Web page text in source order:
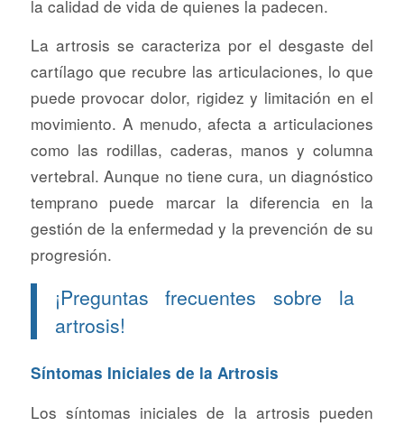
la calidad de vida de quienes la padecen.
La artrosis se caracteriza por el desgaste del
cartílago que recubre las articulaciones, lo que
puede provocar dolor, rigidez y limitación en el
movimiento. A menudo, afecta a articulaciones
como las rodillas, caderas, manos y columna
vertebral. Aunque no tiene cura, un diagnóstico
temprano puede marcar la diferencia en la
gestión de la enfermedad y la prevención de su
progresión.
¡Preguntas frecuentes sobre la
artrosis!
Síntomas Iniciales de la Artrosis
Los síntomas iniciales de la artrosis pueden